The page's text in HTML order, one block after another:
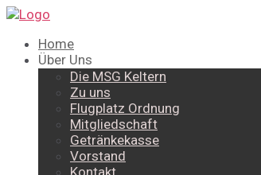
Home
Über Uns
Die MSG Keltern
Zu uns
Flugplatz Ordnung
Mitgliedschaft
Getränkekasse
Vorstand
Kontakt